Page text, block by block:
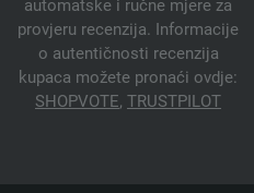
automatske i ručne mjere za
provjeru recenzija. Informacije
o autentičnosti recenzija
kupaca možete pronaći ovdje:
SHOPVOTE, TRUSTPILOT